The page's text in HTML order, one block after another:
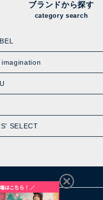
ブランドから探す
category search
SELECT